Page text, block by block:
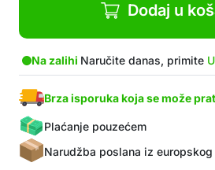
Dodaj u
Na zalihi Naručite danas, primite
Brza isporuka koja se može
Plaćanje pouzećem
Narudžba poslana iz